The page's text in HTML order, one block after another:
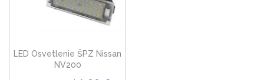
LED Osvetlenie ŠPZ Nissan
NV200